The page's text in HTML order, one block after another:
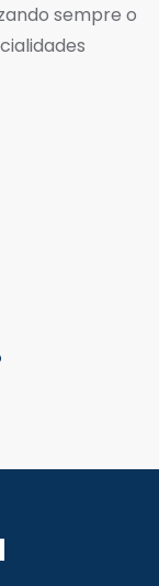
sempre o